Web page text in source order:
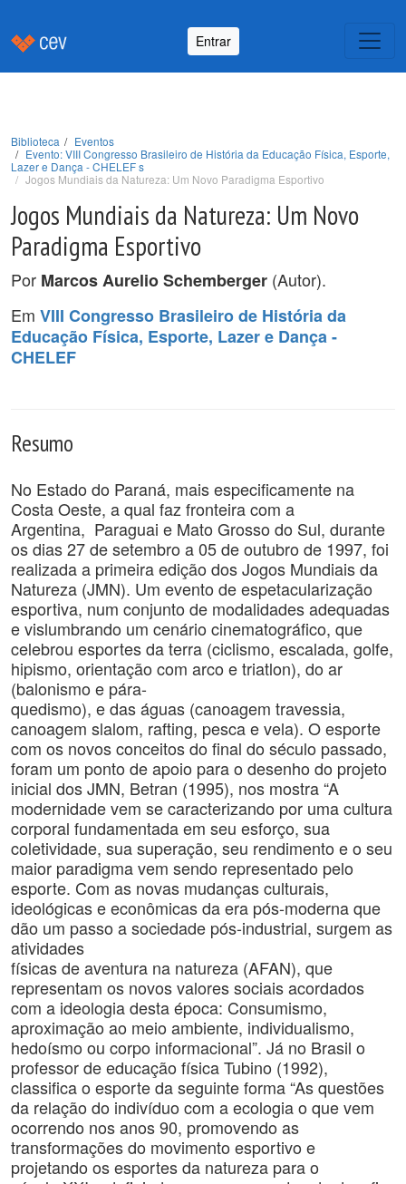
Entrar
Biblioteca
Eventos
Evento: VIII Congresso Brasileiro de História da Educação Física, Esporte,
Lazer e Dança - CHELEF s
Jogos Mundiais da Natureza: Um Novo Paradigma Esportivo
Jogos Mundiais da Natureza: Um Novo
Paradigma Esportivo
Por Marcos Aurelio Schemberger (Autor).
Em VIII Congresso Brasileiro de História da
Educação Física, Esporte, Lazer e Dança -
CHELEF
Resumo
No Estado do Paraná, mais especificamente na
Costa Oeste, a qual faz fronteira com a
Argentina, Paraguai e Mato Grosso do Sul, durante
os dias 27 de setembro a 05 de outubro de 1997, foi
realizada a primeira edição dos Jogos Mundiais da
Natureza (JMN). Um evento de espetacularização
esportiva, num conjunto de modalidades adequadas
e vislumbrando um cenário cinematográfico, que
celebrou esportes da terra (ciclismo, escalada, golfe,
hipismo, orientação com arco e triatlon), do ar
(balonismo e pára-
quedismo), e das águas (canoagem travessia,
canoagem slalom, rafting, pesca e vela). O esporte
com os novos conceitos do final do século passado,
foram um ponto de apoio para o desenho do projeto
inicial dos JMN, Betran (1995), nos mostra “A
modernidade vem se caracterizando por uma cultura
corporal fundamentada em seu esforço, sua
coletividade, sua superação, seu rendimento e o seu
maior paradigma vem sendo representado pelo
esporte. Com as novas mudanças culturais,
ideológicas e econômicas da era pós-moderna que
dão um passo a sociedade pós-industrial, surgem as
atividades
físicas de aventura na natureza (AFAN), que
representam os novos valores sociais acordados
com a ideologia desta época: Consumismo,
aproximação ao meio ambiente, individualismo,
hedoísmo ou corpo informacional”. Já no Brasil o
professor de educação física Tubino (1992),
classifica o esporte da seguinte forma “As questões
da relação do indivíduo com a ecologia o que vem
ocorrendo nos anos 90, promovendo as
transformações do movimento esportivo e
projetando os esportes da natureza para o